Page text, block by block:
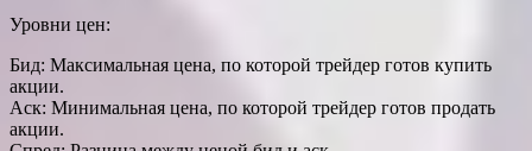
Уровни цен:
Бид: Максимальная цена, по которой трейдер готов купить
акции.
Аск: Минимальная цена, по которой трейдер готов продать
акции.